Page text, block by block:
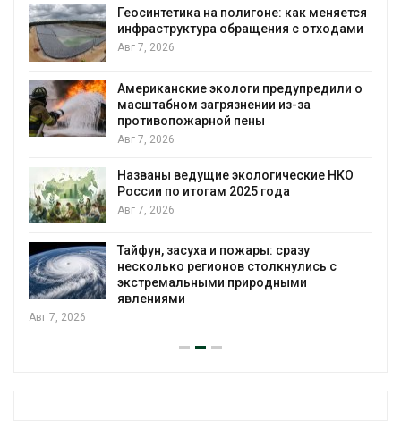
Минприроды потребовало ускорить
строительство мусорных объектов и
Панамский канал вновь ограничивает
загрузку судов из-за дефицита пресной
воды
В китайской провинции Шэньси из-за
паводков эвакуировали более 140 тыс.
Авг 6, 2026
МЕГА и ВкусВилл установили
экообменники для сбора вторсырья